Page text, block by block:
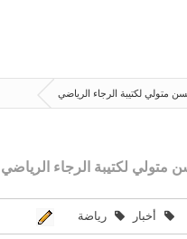
متولي لكتيبة الرجاء الرياضي
لكتيبة الرجاء الرياضي
أخبار رياضة